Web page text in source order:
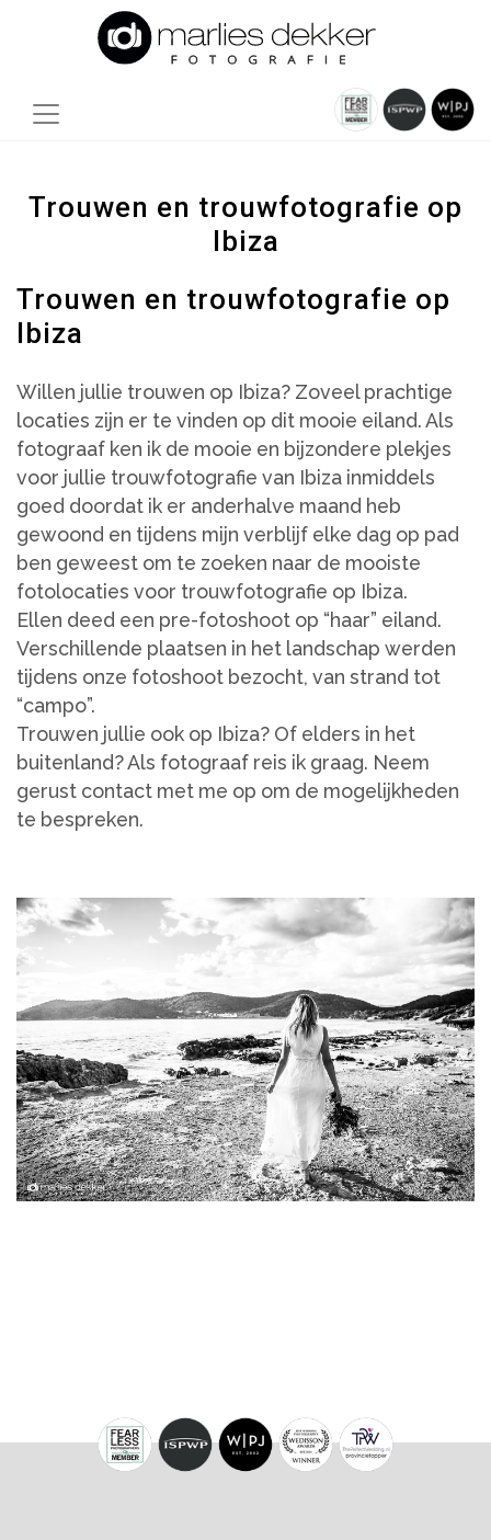
Trouwen en trouwfotografie op
Ibiza
Trouwen en trouwfotografie op
Ibiza
Willen jullie trouwen op Ibiza? Zoveel prachtige
locaties zijn er te vinden op dit mooie eiland. Als
fotograaf ken ik de mooie en bijzondere plekjes
voor jullie trouwfotografie van Ibiza inmiddels
goed doordat ik er anderhalve maand heb
gewoond en tijdens mijn verblijf elke dag op pad
ben geweest om te zoeken naar de mooiste
fotolocaties voor trouwfotografie op Ibiza.
Ellen deed een pre-fotoshoot op “haar” eiland.
Verschillende plaatsen in het landschap werden
tijdens onze fotoshoot bezocht, van strand tot
“campo”.
Trouwen jullie ook op Ibiza? Of elders in het
buitenland? Als fotograaf reis ik graag. Neem
gerust contact met me op om de mogelijkheden
te bespreken.